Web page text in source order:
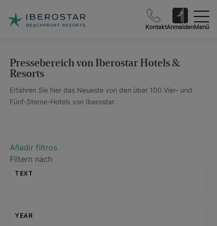
KontaktAnmeldenMenü
Pressebereich von Iberostar Hotels &
Resorts
Erfahren Sie hier das Neueste von den über 100 Vier- und
Fünf-Sterne-Hotels von Iberostar.
Añadir filtros
Filtern nach
TEXT
YEAR